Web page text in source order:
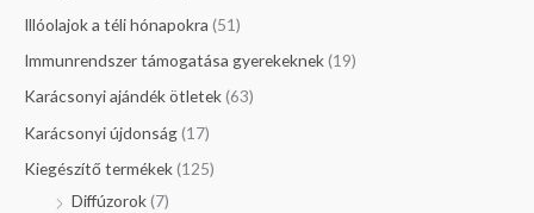
Illóolajok a téli hónapokra (51)
Immunrendszer támogatása gyerekeknek(19)
Karácsonyi ajándék ötletek(63)
Karácsonyi újdonság(17)
Kiegészítő termékek(125)
Diffúzorok(7)